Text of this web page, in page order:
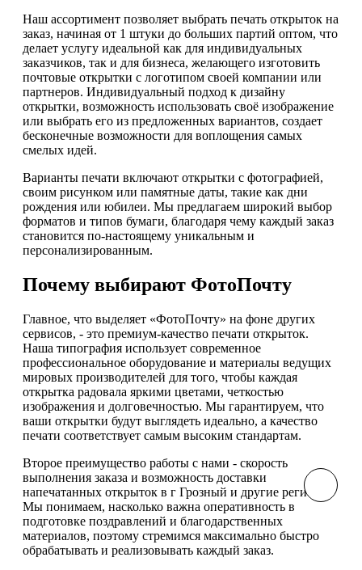
Наш ассортимент позволяет выбрать печать открыток на
заказ, начиная от 1 штуки до больших партий оптом, что
делает услугу идеальной как для индивидуальных
заказчиков, так и для бизнеса, желающего изготовить
почтовые открытки с логотипом своей компании или
партнеров. Индивидуальный подход к дизайну
открытки, возможность использовать своё изображение
или выбрать его из предложенных вариантов, создает
бесконечные возможности для воплощения самых
смелых идей.
Варианты печати включают открытки с фотографией,
своим рисунком или памятные даты, такие как дни
рождения или юбилеи. Мы предлагаем широкий выбор
форматов и типов бумаги, благодаря чему каждый заказ
становится по-настоящему уникальным и
персонализированным.
Почему выбирают ФотоПочту
Главное, что выделяет «ФотоПочту» на фоне других
сервисов, - это премиум-качество печати открыток.
Наша типография использует современное
профессиональное оборудование и материалы ведущих
мировых производителей для того, чтобы каждая
открытка радовала яркими цветами, четкостью
изображения и долговечностью. Мы гарантируем, что
ваши открытки будут выглядеть идеально, а качество
печати соответствует самым высоким стандартам.
Второе преимущество работы с нами - скорость
выполнения заказа и возможность доставки
напечатанных открыток в г Грозный и другие регионы.
Мы понимаем, насколько важна оперативность в
подготовке поздравлений и благодарственных
материалов, поэтому стремимся максимально быстро
обрабатывать и реализовывать каждый заказ.